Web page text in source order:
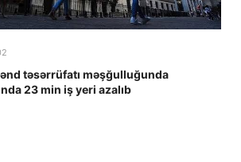
təsərrüfatı məşğulluğunda
23 min iş yeri azalıb